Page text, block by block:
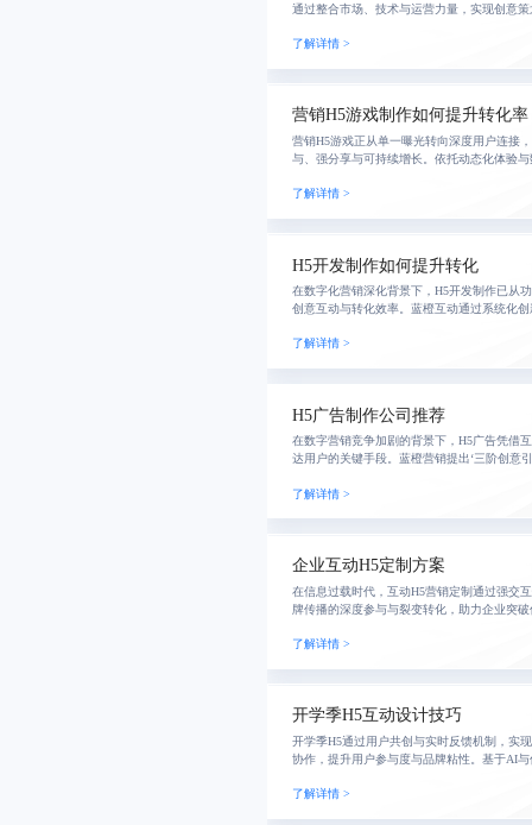
通过整合市场、技术与运营力量，实现创意
率提升2
了解详情 >
营销H5游戏制作如何提升转化率
营销H5游戏正从单一曝光转向深度用户连接
与、强分享与可持续增长。依托动态化体验
了解详情 >
H5开发制作如何提升转化
在数字化营销深化背景下，H5开发制作已从
创意互动与转化效率。蓝橙互动通过系统化
闭环
了解详情 >
H5广告制作公司推荐
在数字营销竞争加剧的背景下，H5广告凭借
达用户的关键手段。蓝橙营销提出‘三阶创意
享率
了解详情 >
企业互动H5定制方案
在信息过载时代，互动H5营销定制通过强交
牌传播的深度参与与裂变转化，助力企业突
了解详情 >
开学季H5互动设计技巧
开学季H5通过用户共创与实时反馈机制，实
协作，提升用户参与度与品牌粘性。基于AI
时长
了解详情 >